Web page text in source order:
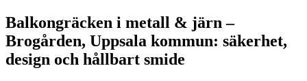
Balkongräcken i metall & järn –
Brogården, Uppsala kommun: säkerhet,
design och hållbart smide